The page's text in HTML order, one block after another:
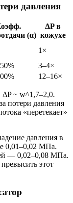
давления
(α)
ΔP в
кожухе
1×
3–4×
12–16×
ΔP ~ w^1,7–2,0.
потери давления
«перетекает»
давления в
0,01–0,02 МПа.
— 0,02–0,08 МПа.
этот